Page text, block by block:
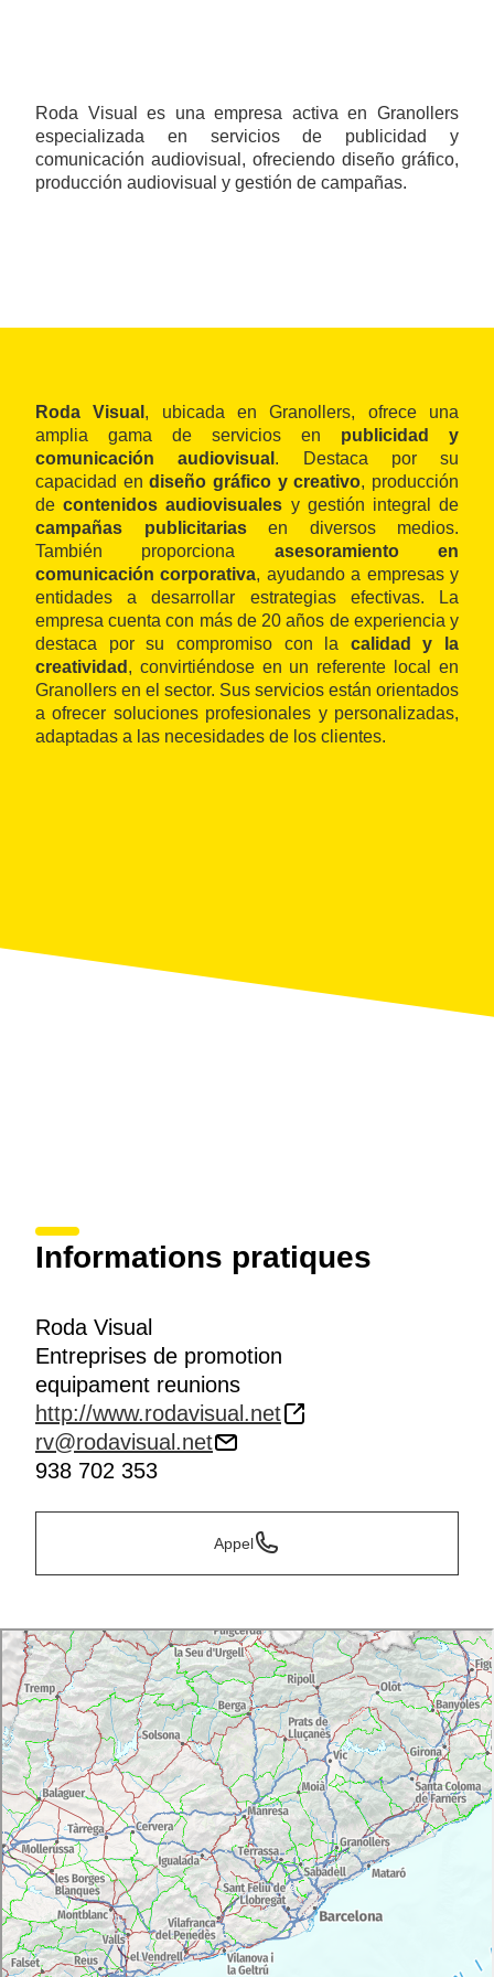
Roda Visual es una empresa activa en Granollers
especializada en servicios de publicidad y
comunicación audiovisual, ofreciendo diseño gráfico,
producción audiovisual y gestión de campañas.
Roda Visual , ubicada en Granollers, ofrece una
amplia gama de servicios en publicidad y
comunicación audiovisual . Destaca por su
capacidad endiseño gráfico y creativo, producción
decontenidos audiovisuales y gestión integral de
campañas publicitariasen diversos medios.
También proporciona asesoramiento en
comunicación corporativa, ayudando a empresas y
entidades a desarrollar estrategias efectivas. La
empresa cuenta con más de 20 años de experiencia y
destaca por su compromiso con la calidad y la
creatividad , convirtiéndose en un referente local en
Granollers en el sector. Sus servicios están orientados
a ofrecer soluciones profesionales y personalizadas,
adaptadas a las necesidades de los clientes.
Informations pratiques
Roda Visual
Entreprises de promotion
equipament reunions
http://www.rodavisual.net
rv@rodavisual.net
938 702 353
Appel